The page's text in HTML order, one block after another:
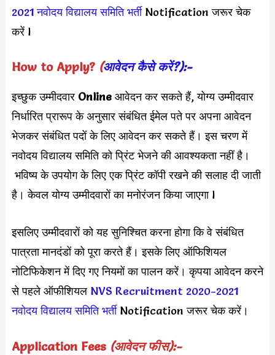
2021 नवोदय विद्यालय समिति भर्तीNotification जरूर चेक
करें l
How to Apply?(आवेदन कैसे करें?):-
इच्छुक उम्मीदवार Online आवेदन कर सकते हैं, योग्य उम्मीदवार
निर्धारित प्रारूप के अनुसार संबंधित ईमेल पते पर अपना आवेदन
भेजकर संबंधित पदों के लिए आवेदन कर सकते हैं। इस चरण में
नवोदय विद्यालय समिति को प्रिंट भेजने की आवश्यकता नहीं है।
भविष्य के उपयोग के लिए एक प्रिंट कॉपी रखने की सलाह दी जाती
है। केवल योग्य उम्मीदवारों का मनोरंजन किया जाएगा l
इसलिए उम्मीदवारों को यह सुनिश्चित करना होगा कि वे संबंधित
पात्रता मानदंडों को पूरा करते हैं। इसके लिए ऑफिशियल
नोटिफिकेशन में दिए गए नियमों का पालन करें। कृपया आवेदन करने
से पहले ऑफीशियल NVS Recruitment 2020-2021
नवोदय विद्यालय समिति भर्तीNotification जरूर चेक करें।
Application Fees (आवेदन फीस):-